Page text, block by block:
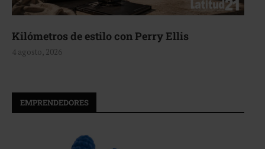
Aerie, texturas que fluyen
4 agosto, 2026
EMPRENDEDORES